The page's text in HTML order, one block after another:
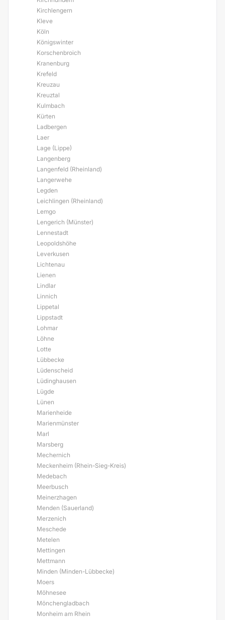
Kirchlengern
Kleve
Köln
Königswinter
Korschenbroich
Kranenburg
Krefeld
Kreuzau
Kreuztal
Kulmbach
Kürten
Ladbergen
Laer
Lage (Lippe)
Langenberg
Langenfeld (Rheinland)
Langerwehe
Legden
Leichlingen (Rheinland)
Lemgo
Lengerich (Münster)
Lennestadt
Leopoldshöhe
Leverkusen
Lichtenau
Lienen
Lindlar
Linnich
Lippetal
Lippstadt
Lohmar
Löhne
Lotte
Lübbecke
Lüdenscheid
Lüdinghausen
Lügde
Lünen
Marienheide
Marienmünster
Marl
Marsberg
Mechernich
Meckenheim (Rhein-Sieg-Kreis)
Medebach
Meerbusch
Meinerzhagen
Menden (Sauerland)
Merzenich
Meschede
Metelen
Mettingen
Mettmann
Minden (Minden-Lübbecke)
Moers
Möhnesee
Mönchengladbach
Monheim am Rhein